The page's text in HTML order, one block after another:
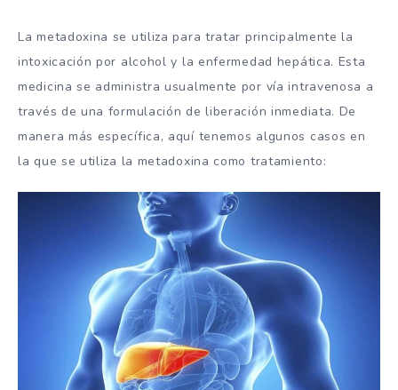
La metadoxina se utiliza para tratar principalmente la
intoxicación por alcohol y la enfermedad hepática. Esta
medicina se administra usualmente por vía intravenosa a
través de una formulación de liberación inmediata. De
manera más específica, aquí tenemos algunos casos en
la que se utiliza la metadoxina como tratamiento: